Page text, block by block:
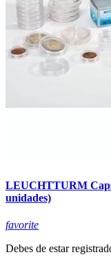
LEUCHTTURM
unidades)
favorite
Debes de estar